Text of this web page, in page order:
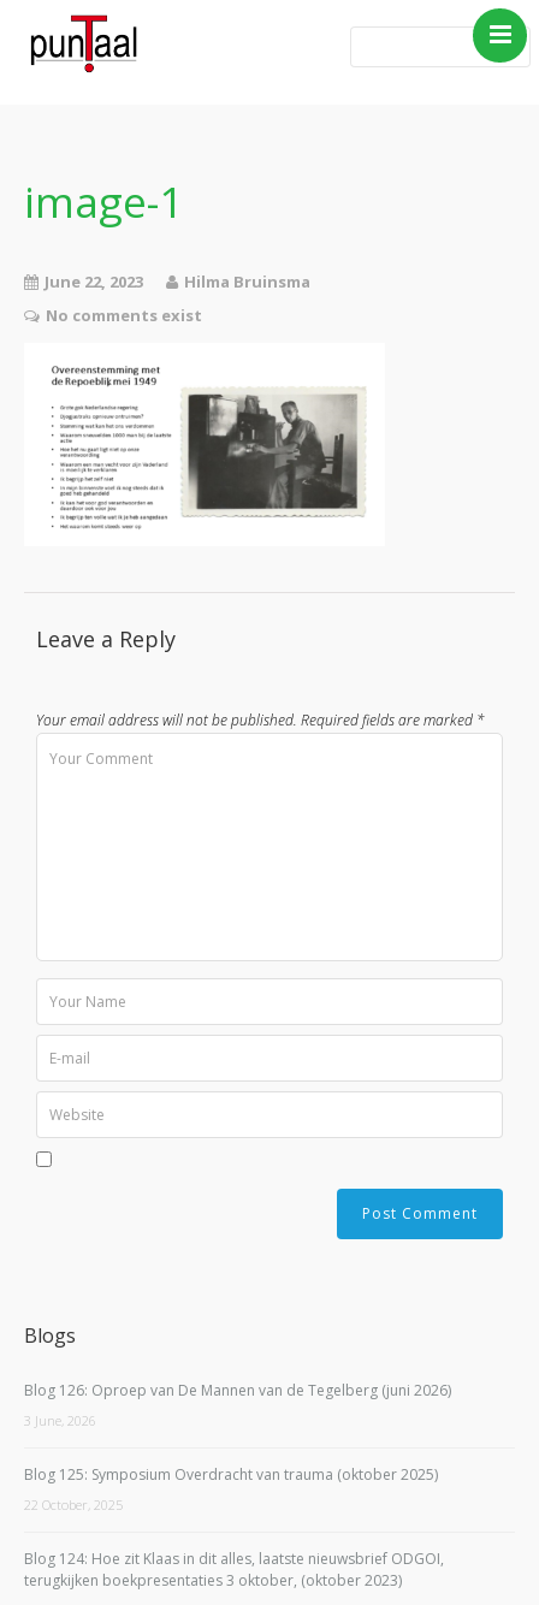
Boeken
Gedichten
image-1
June 22, 2023
Hilma Bruinsma
No comments exist
Leave a Reply
Your email address will not be published. Required fields are marked *
Blogs
Blog 126: Oproep van De Mannen van de Tegelberg (juni 2026)
3 June, 2026
Blog 125: Symposium Overdracht van trauma (oktober 2025)
22 October, 2025
Blog 124: Hoe zit Klaas in dit alles, laatste nieuwsbrief ODGOI,
terugkijken boekpresentaties 3 oktober, (oktober 2023)